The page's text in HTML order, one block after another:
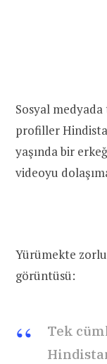
Sosyal
profiller
yaşında bir
videoyu
Yürümekte
görüntüsü:
Tek